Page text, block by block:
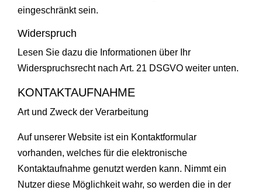
eingeschränkt sein.
Widerspruch
Lesen Sie dazu die Informationen über Ihr
Widerspruchsrecht nach Art. 21 DSGVO weiter unten.
KONTAKTAUFNAHME
Art und Zweck der Verarbeitung
Auf unserer Website ist ein Kontaktformular
vorhanden, welches für die elektronische
Kontaktaufnahme genutzt werden kann. Nimmt ein
Nutzer diese Möglichkeit wahr, so werden die in der